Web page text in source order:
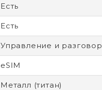
Есть
Есть
Управление и разговор
eSIM
Металл (титан)